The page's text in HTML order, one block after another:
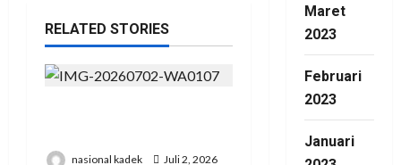
RELATED STORIES
nasional kadek
Juli 2, 2026
Maret
2023
Februari
2023
Januari